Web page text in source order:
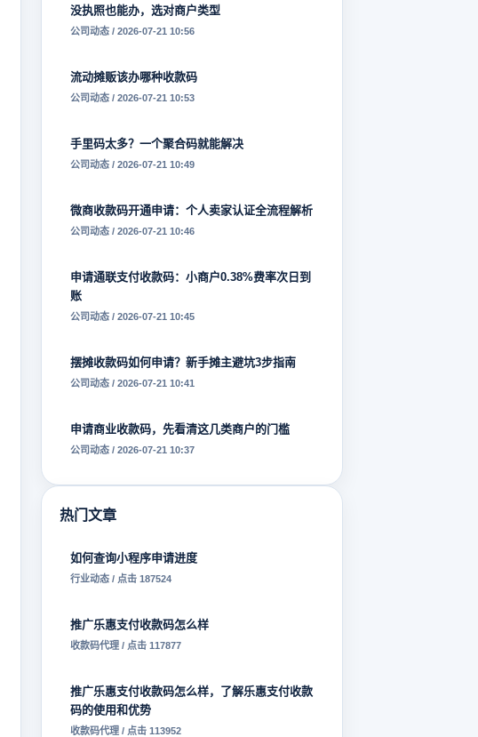
没执照也能办，选对商户类型
公司动态 / 2026-07-21 10:56
流动摊贩该办哪种收款码
公司动态 / 2026-07-21 10:53
手里码太多？一个聚合码就能解决
公司动态 / 2026-07-21 10:49
微商收款码开通申请：个人卖家认证全流程解析
公司动态 / 2026-07-21 10:46
申请通联支付收款码：小商户0.38%费率次日到
账
公司动态 / 2026-07-21 10:45
摆摊收款码如何申请？新手摊主避坑3步指南
公司动态 / 2026-07-21 10:41
申请商业收款码，先看清这几类商户的门槛
公司动态 / 2026-07-21 10:37
热门文章
如何查询小程序申请进度
行业动态 / 点击 187524
推广乐惠支付收款码怎么样
收款码代理 / 点击 117877
推广乐惠支付收款码怎么样，了解乐惠支付收款
码的使用和优势
收款码代理 / 点击 113952